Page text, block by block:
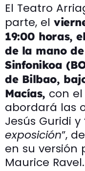
El Teatro
parte, el
19:00 horas,
de la mano
Sinfonikoa
de Bilbao,
Macías, con
abordará las
Jesús Guridi y
exposición”,
en su versión
Maurice Ravel.